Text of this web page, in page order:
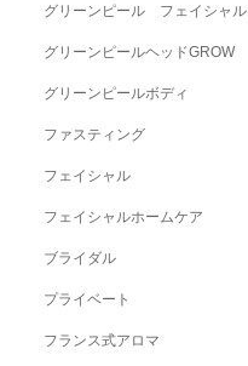
グリーンピール フェイシャル
グリーンピールヘッドGROW
グリーンピールボディ
ファスティング
フェイシャル
フェイシャルホームケア
ブライダル
プライベート
フランス式アロマ